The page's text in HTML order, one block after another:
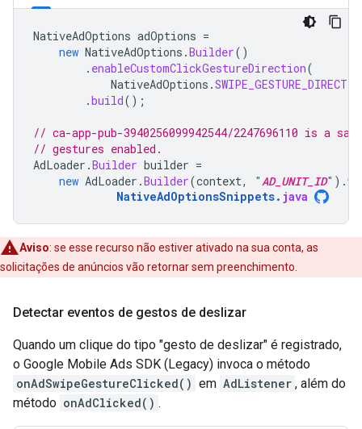
NativeAdOptions adOptions =
new NativeAdOptions .Builder()
. enableCustomClickGestureDirection(
NativeAdOptions .
.build();
// ca-app-pub-3940256099942544/2247696110 is a
// gestures enabled.
AdLoader .Builder builder =
new AdLoader .Builder(context, "AD_UNIT_ID" ).
NativeAdOptionsSnippets. java
Aviso: se esse recurso não estiver ativado na sua conta, as
solicitações de anúncios vão retornar sem preenchimento.
Detectar eventos de gestos de deslizar
Quando um clique do tipo "gesto de deslizar" é registrado,
o Google Mobile Ads SDK (Legacy) invoca o método
onAdSwipeGestureClicked() em AdListener , além do
método onAdClicked() .